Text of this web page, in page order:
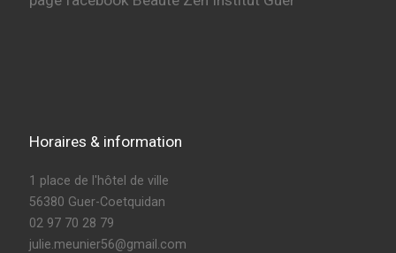
Horaires & information
1 place de l'hôtel de ville
56380 Guer-Coetquidan
02 97 70 28 79
julie.meunier56@gmail.com